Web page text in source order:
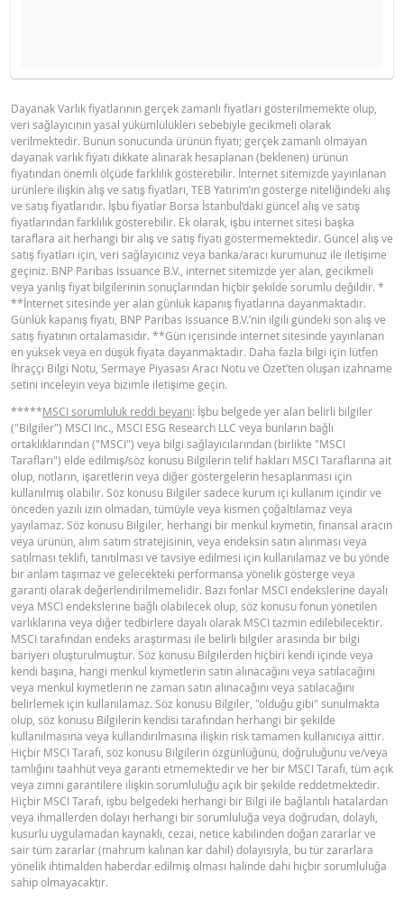
Ürün primi doğru hesaplanamayacak kadar düşüktü,
İHRAÇÇI BILGI DOKÜMANI
BNP PARIBAS IHRACCI BILGI
DOKUMANI (15 NISAN 2026)
YASAL DOKÜMANLAR
BNPP SPK ONAYLI OZET (15 NISAN
2026 IHRACI)
PDF
BNPP SPK ONAYLI SERMAYE PIYASASI
ARACI NOTU (15 NISAN 2026 IHRACI) 1
PDF
BNPP SPK ONAYLI SERMAYE PIYASASI
ARACI NOTU (15 NISAN 2026 IHRACI) 2
FIYAT BILGISI
Latest Product Quotes
GÖSTERGE FIYAT TABLOSU
Gösterge fiyat hesaplanamadı.
Dayanak Varlık fiyatlarının gerçek zamanlı fiyatları gösterilmemekte olup,
veri sağlayıcının yasal yükümlülükleri sebebiyle gecikmeli olarak
verilmektedir. Bunun sonucunda ürünün fiyatı; gerçek zamanlı olmayan
dayanak varlık fiyatı dikkate alınarak hesaplanan (beklenen) ürünün
fiyatından önemli ölçüde farklılık gösterebilir. İnternet sitemizde yayınlanan
ürünlere ilişkin alış ve satış fiyatları, TEB Yatırım’ın gösterge niteliğindeki alış
ve satış fiyatlarıdır. İşbu fiyatlar Borsa İstanbul’daki güncel alış ve satış
fiyatlarından farklılık gösterebilir. Ek olarak, işbu internet sitesi başka
taraflara ait herhangi bir alış ve satış fiyatı göstermemektedir. Güncel alış ve
satış fiyatları için, veri sağlayıcınız veya banka/aracı kurumunuz ile iletişime
geçiniz. BNP Paribas Issuance B.V., internet sitemizde yer alan, gecikmeli
veya yanlış fiyat bilgilerinin sonuçlarından hiçbir şekilde sorumlu değildir. *
**İnternet sitesinde yer alan günlük kapanış fiyatlarına dayanmaktadır.
Günlük kapanış fiyatı, BNP Paribas Issuance B.V.’nin ilgili gündeki son alış ve
satış fiyatının ortalamasıdır. **Gün içerisinde internet sitesinde yayınlanan
en yüksek veya en düşük fiyata dayanmaktadır. Daha fazla bilgi için lütfen
İhraççı Bilgi Notu, Sermaye Piyasası Aracı Notu ve Özet’ten oluşan izahname
setini inceleyin veya bizimle iletişime geçin.
*****MSCI sorumluluk reddi beyanı: İşbu belgede yer alan belirli bilgiler
("Bilgiler") MSCI Inc., MSCI ESG Research LLC veya bunların bağlı
ortaklıklarından ("MSCI") veya bilgi sağlayıcılarından (birlikte "MSCI
Tarafları") elde edilmiş/söz konusu Bilgilerin telif hakları MSCI Taraflarına ait
olup, notların, işaretlerin veya diğer göstergelerin hesaplanması için
kullanılmış olabilir. Söz konusu Bilgiler sadece kurum içi kullanım içindir ve
önceden yazılı izin olmadan, tümüyle veya kısmen çoğaltılamaz veya
yayılamaz. Söz konusu Bilgiler, herhangi bir menkul kıymetin, finansal aracın
veya ürünün, alım satım stratejisinin, veya endeksin satın alınması veya
satılması teklifi, tanıtılması ve tavsiye edilmesi için kullanılamaz ve bu yönde
bir anlam taşımaz ve gelecekteki performansa yönelik gösterge veya
garanti olarak değerlendirilmemelidir. Bazı fonlar MSCI endekslerine dayalı
veya MSCI endekslerine bağlı olabilecek olup, söz konusu fonun yönetilen
varlıklarına veya diğer tedbirlere dayalı olarak MSCI tazmin edilebilecektir.
MSCI tarafından endeks araştırması ile belirli bilgiler arasında bir bilgi
bariyeri oluşturulmuştur. Söz konusu Bilgilerden hiçbiri kendi içinde veya
kendi başına, hangi menkul kıymetlerin satın alınacağını veya satılacağını
veya menkul kıymetlerin ne zaman satın alınacağını veya satılacağını
belirlemek için kullanılamaz. Söz konusu Bilgiler, "olduğu gibi" sunulmakta
olup, söz konusu Bilgilerin kendisi tarafından herhangi bir şekilde
kullanılmasına veya kullandırılmasına ilişkin risk tamamen kullanıcıya aittir.
Hiçbir MSCI Tarafı, söz konusu Bilgilerin özgünlüğünü, doğruluğunu ve/veya
tamlığını taahhüt veya garanti etmemektedir ve her bir MSCI Tarafı, tüm açık
veya zımni garantilere ilişkin sorumluluğu açık bir şekilde reddetmektedir.
Hiçbir MSCI Tarafı, işbu belgedeki herhangi bir Bilgi ile bağlantılı hatalardan
veya ihmallerden dolayı herhangi bir sorumluluğa veya doğrudan, dolaylı,
kusurlu uygulamadan kaynaklı, cezai, netice kabilinden doğan zararlar ve
sair tüm zararlar (mahrum kalınan kar dahil) dolayısıyla, bu tür zararlara
yönelik ihtimalden haberdar edilmiş olması halinde dahi hiçbir sorumluluğa
sahip olmayacaktır.